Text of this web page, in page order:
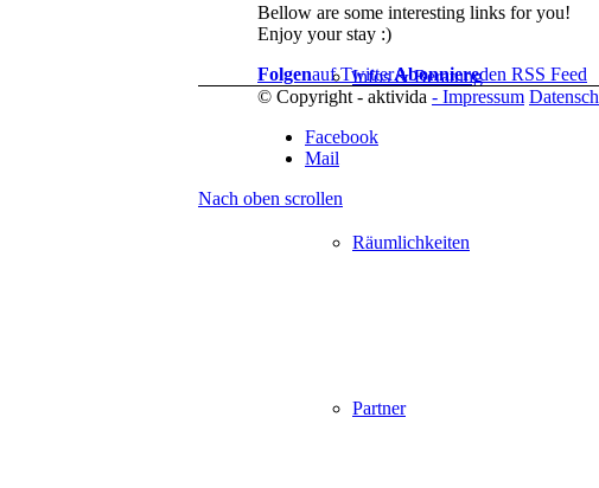
Infos & Beratung
Räumlichkeiten
Partner
Bellow are some interesting links for you!
Enjoy your stay :)
Folgenauf TwitterAbonniereden RSS Feed
© Copyright - aktivida - Impressum
Facebook
Mail
Nach oben scrollen